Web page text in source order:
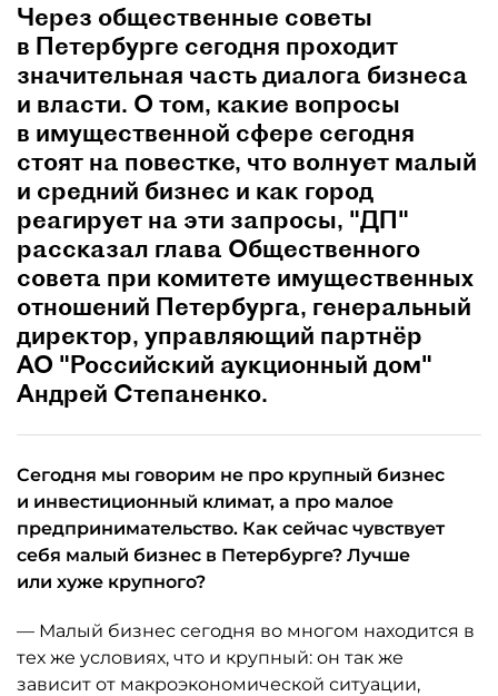
Через общественные советы
в Петербурге сегодня проходит
значительная часть диалога бизнеса
и власти. О том, какие вопросы
в имущественной сфере сегодня
стоят на повестке, что волнует малый
и средний бизнес и как город
реагирует на эти запросы, "ДП"
рассказал глава Общественного
совета при комитете имущественных
отношений Петербурга, генеральный
директор, управляющий партнёр
АО "Российский аукционный дом"
Андрей Степаненко.
Сегодня мы говорим не про крупный бизнес
и инвестиционный климат, а про малое
предпринимательство. Как сейчас чувствует
себя малый бизнес в Петербурге? Лучше
или хуже крупного?
— Малый бизнес сегодня во многом находится в
тех же условиях, что и крупный: он так же
зависит от макроэкономической ситуации,